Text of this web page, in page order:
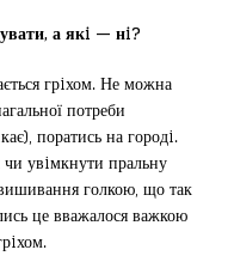
а якi — нi?
грiхом. Не можна
потреби
поратись на городi.
увiмкнути пральну
голкою, що так
це вважалося важкою